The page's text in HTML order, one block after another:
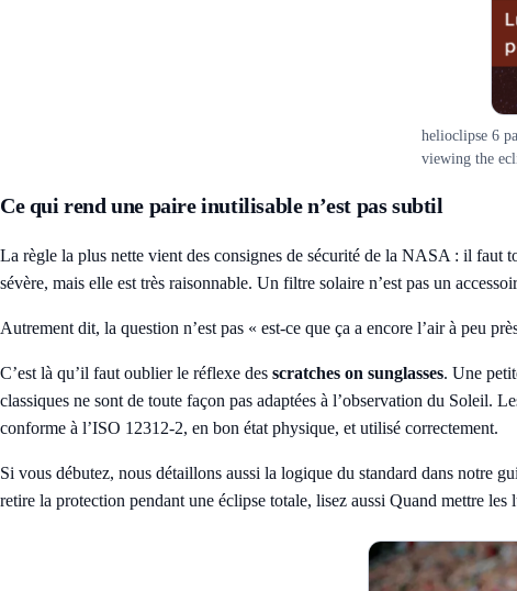
helioclipse 6
viewing the
Ce qui rend une paire inutilisable n’est pas subtil
La règle la plus nette vient des consignes de sécurité de la NASA : il faut
sévère, mais elle est très raisonnable. Un filtre solaire n’est pas un
Autrement dit, la question n’est pas « est-ce que ça a encore l’air à peu
C’est là qu’il faut oublier le réflexe des scratches on sunglasses. Une
classiques ne sont de toute façon pas adaptées à l’observation du Soleil.
conforme à l’ISO 12312-2, en bon état physique, et utilisé correctement.
Si vous débutez, nous détaillons aussi la logique du standard dans notre
retire la protection pendant une éclipse totale, lisez aussi Quand mettre les